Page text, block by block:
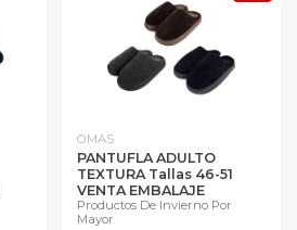
OMAS
PANTUFLA ADULTO
TEXTURA Tallas 46-51
VENTA EMBALAJE
Productos De Invierno Por
Mayor